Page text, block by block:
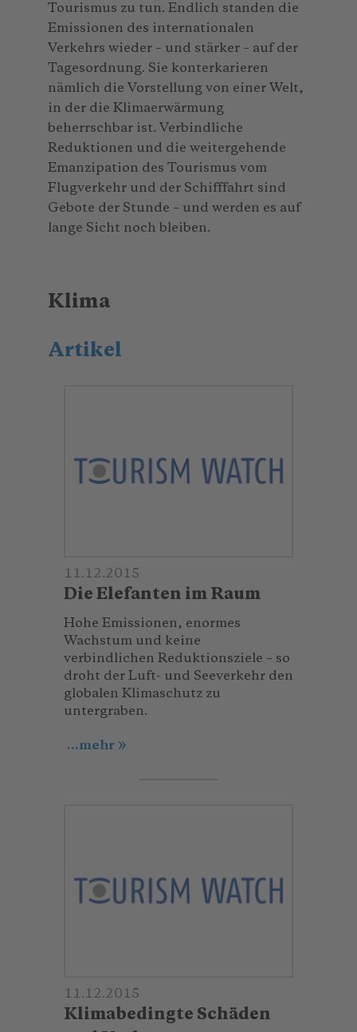
Tourismus zu tun. Endlich standen die
Emissionen des internationalen
Verkehrs wieder – und stärker – auf der
Tagesordnung. Sie konterkarieren
nämlich die Vorstellung von einer Welt,
in der die Klimaerwärmung
beherrschbar ist. Verbindliche
Reduktionen und die weitergehende
Emanzipation des Tourismus vom
Flugverkehr und der Schifffahrt sind
Gebote der Stunde – und werden es auf
lange Sicht noch bleiben.
Klima
Artikel
11.12.2015
Die Elefanten im Raum
Hohe Emissionen, enormes
Wachstum und keine
verbindlichen Reduktionsziele – so
droht der Luft- und Seeverkehr den
globalen Klimaschutz zu
untergraben.
...mehr
11.12.2015
Klimabedingte Schäden